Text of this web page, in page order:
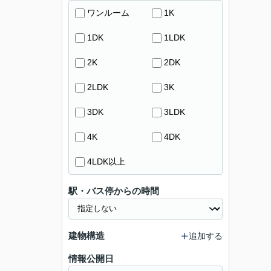
ワンルーム 1K
1DK 1LDK
2K 2DK
2LDK 3K
3DK 3LDK
4K 4DK
4LDK以上
駅・バス停からの時間
建物構造 追加する
情報公開日